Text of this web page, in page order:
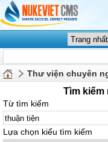
Thư viện chuyên
Tìm kiếm
Từ tìm kiếm
Lựa chọn kiểu tìm kiếm